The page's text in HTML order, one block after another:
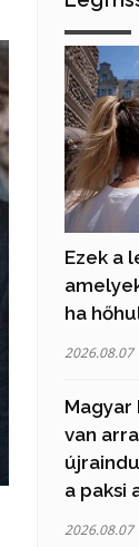
Ezek a
ha
2026.08.07
Magyar
van
a paksi
2026.08.07